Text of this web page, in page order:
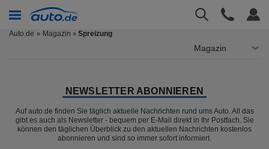
Auto.de Magazin » Spreizung
Magazin
NEWSLETTER ABONNIEREN
Auf auto.de finden Sie täglich aktuelle Nachrichten rund ums Auto. All das
gibt es auch als Newsletter - bequem per E-Mail direkt in Ihr Postfach. Sie
können den täglichen Überblick zu den aktuellen Nachrichten kostenlos
abonnieren und sind so immer sofort informiert.